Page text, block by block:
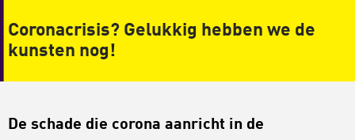
Coronacrisis? Gelukkig hebben we de
kunsten nog!
De schade die corona aanricht in de